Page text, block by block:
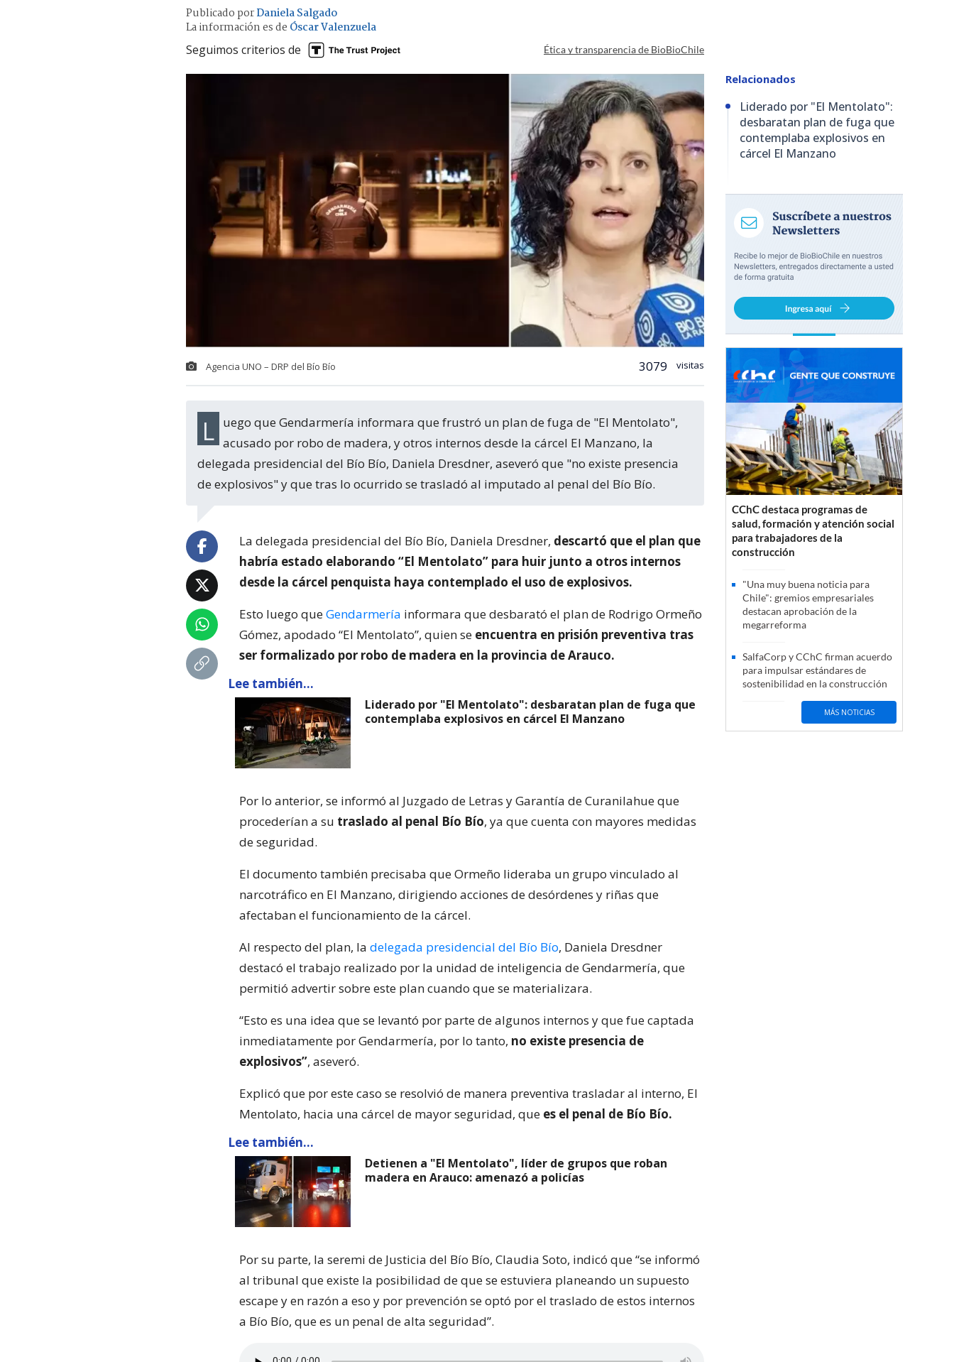
Publicado porDaniela Salgado
La información es de Óscar Valenzuela
Seguimos criterios de Ética y transparencia de BioBioChile
Agencia UNO – DRP del Bío Bío 3079 visitas
Luego que Gendarmería informara que frustró un plan de fuga de "El Mentolato", acusado por robo de madera, y otros internos desde la cárcel El Manzano, la
delegada presidencial del Bío Bío, Daniela Dresdner, aseveró que "no existe presencia
de explosivos" y que tras lo ocurrido se trasladó al imputado al penal del Bío Bío.
La delegada presidencial del Bío Bío, Daniela Dresdner, descartó que el plan que
habría estado elaborando “El Mentolato” para huir junto a otros internos
desde la cárcel penquista haya contemplado el uso de explosivos.
Esto luego queGendarmería informara que desbarató el plan de Rodrigo Ormeño
Gómez, apodado “El Mentolato”, quien se encuentra en prisión preventiva tras
ser formalizado por robo de madera en la provincia de Arauco.
Lee también...
Liderado por "El Mentolato": desbaratan plan de fuga que
contemplaba explosivos en cárcel El Manzano
Por lo anterior, se informó al Juzgado de Letras y Garantía de Curanilahue que
procederían a su traslado al penal Bío Bío, ya que cuenta con mayores medidas
de seguridad.
El documento también precisaba que Ormeño lideraba un grupo vinculado al
narcotráfico en El Manzano, dirigiendo acciones de desórdenes y riñas que
afectaban el funcionamiento de la cárcel.
Al respecto del plan, la delegada presidencial del Bío Bío, Daniela Dresdner
destacó el trabajo realizado por la unidad de inteligencia de Gendarmería, que
permitió advertir sobre este plan cuando que se materializara.
“Esto es una idea que se levantó por parte de algunos internos y que fue captada
inmediatamente por Gendarmería, por lo tanto, no existe presencia de
explosivos”, aseveró.
Explicó que por este caso se resolvió de manera preventiva trasladar al interno, El
Mentolato, hacia una cárcel de mayor seguridad, que es el penal de Bío Bío.
Lee también...
Detienen a "El Mentolato", líder de grupos que roban
madera en Arauco: amenazó a policías
Por su parte, la seremi de Justicia del Bío Bío, Claudia Soto, indicó que “se informó
al tribunal que existe la posibilidad de que se estuviera planeando un supuesto
escape y en razón a eso y por prevención se optó por el traslado de estos internos
a Bío Bío, que es un penal de alta seguridad”.
Relacionados
Liderado por "El Mentolato":
desbaratan plan de fuga que
contemplaba explosivos en
cárcel El Manzano
CChC destaca programas de
salud, formación y atención social
para trabajadores de la
construcción
"Una muy buena noticia para
Chile": gremios empresariales
destacan aprobación de la
megarreforma
SalfaCorp y CChC firman acuerdo
para impulsar estándares de
sostenibilidad en la construcción
MÁS NOTICIAS